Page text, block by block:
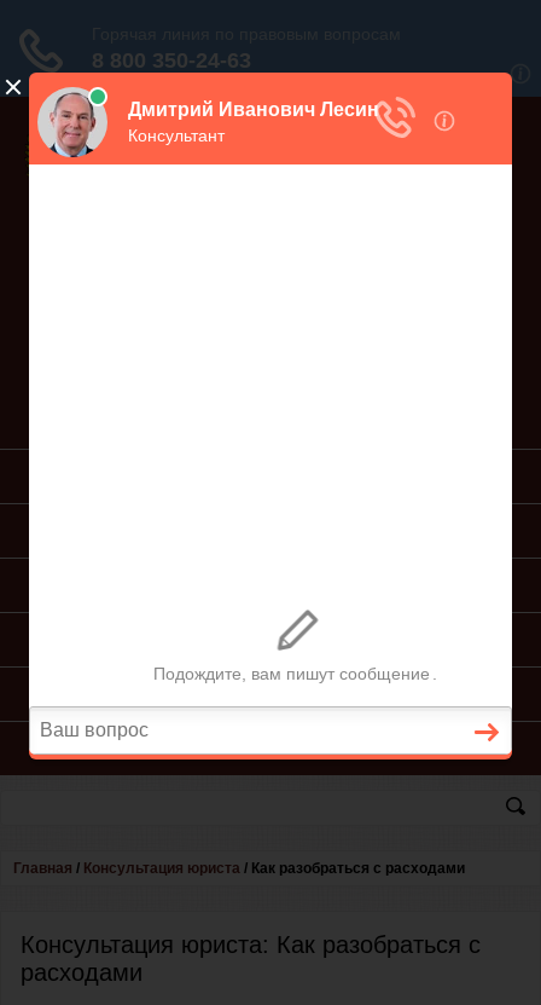
ПОДАЧА ИСКА
КОНСУЛЬТАЦИЯ ЮРИСТА
Главная / Консультация юриста / Как разобраться с расходами
Консультация юриста: Как разобраться с
расходами